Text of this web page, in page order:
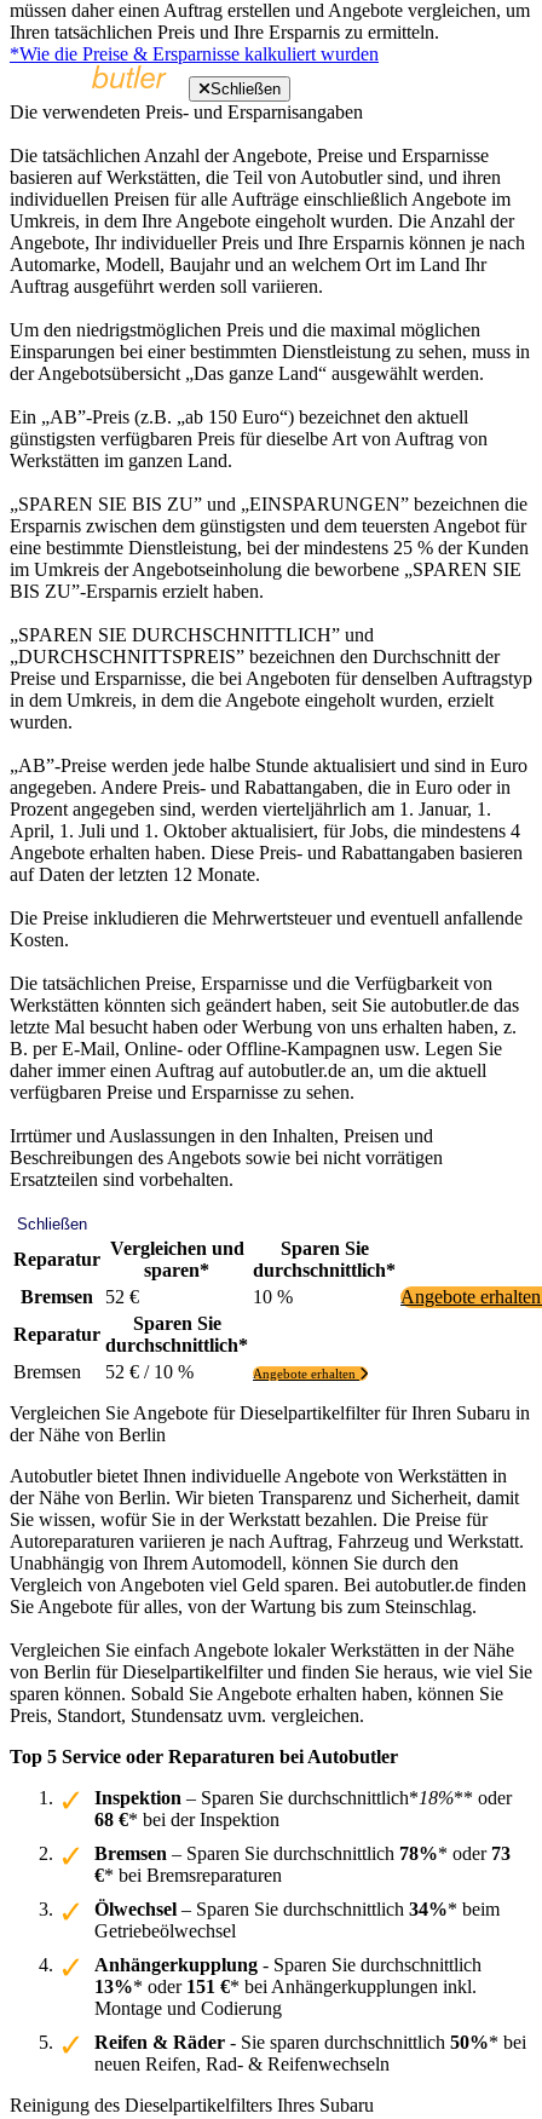
müssen daher einen Auftrag erstellen und Angebote vergleichen, um
Ihren tatsächlichen Preis und Ihre Ersparnis zu ermitteln.
*Wie die Preise & Ersparnisse kalkuliert wurden
Schließen
Die verwendeten Preis- und Ersparnisangaben
Die tatsächlichen Anzahl der Angebote, Preise und Ersparnisse
basieren auf Werkstätten, die Teil von Autobutler sind, und ihren
individuellen Preisen für alle Aufträge einschließlich Angebote im
Umkreis, in dem Ihre Angebote eingeholt wurden. Die Anzahl der
Angebote, Ihr individueller Preis und Ihre Ersparnis können je nach
Automarke, Modell, Baujahr und an welchem Ort im Land Ihr
Auftrag ausgeführt werden soll variieren.
Um den niedrigstmöglichen Preis und die maximal möglichen
Einsparungen bei einer bestimmten Dienstleistung zu sehen, muss in
der Angebotsübersicht „Das ganze Land“ ausgewählt werden.
Ein „AB”-Preis (z.B. „ab 150 Euro“) bezeichnet den aktuell
günstigsten verfügbaren Preis für dieselbe Art von Auftrag von
Werkstätten im ganzen Land.
„SPAREN SIE BIS ZU” und „EINSPARUNGEN” bezeichnen die
Ersparnis zwischen dem günstigsten und dem teuersten Angebot für
eine bestimmte Dienstleistung, bei der mindestens 25 % der Kunden
im Umkreis der Angebotseinholung die beworbene „SPAREN SIE
BIS ZU”-Ersparnis erzielt haben.
„SPAREN SIE DURCHSCHNITTLICH” und
„DURCHSCHNITTSPREIS” bezeichnen den Durchschnitt der
Preise und Ersparnisse, die bei Angeboten für denselben Auftragstyp
in dem Umkreis, in dem die Angebote eingeholt wurden, erzielt
wurden.
„AB”-Preise werden jede halbe Stunde aktualisiert und sind in Euro
angegeben. Andere Preis- und Rabattangaben, die in Euro oder in
Prozent angegeben sind, werden vierteljährlich am 1. Januar, 1.
April, 1. Juli und 1. Oktober aktualisiert, für Jobs, die mindestens 4
Angebote erhalten haben. Diese Preis- und Rabattangaben basieren
auf Daten der letzten 12 Monate.
Die Preise inkludieren die Mehrwertsteuer und eventuell anfallende
Kosten.
Die tatsächlichen Preise, Ersparnisse und die Verfügbarkeit von
Werkstätten könnten sich geändert haben, seit Sie autobutler.de das
letzte Mal besucht haben oder Werbung von uns erhalten haben, z.
B. per E-Mail, Online- oder Offline-Kampagnen usw. Legen Sie
daher immer einen Auftrag auf autobutler.de an, um die aktuell
verfügbaren Preise und Ersparnisse zu sehen.
Irrtümer und Auslassungen in den Inhalten, Preisen und
Beschreibungen des Angebots sowie bei nicht vorrätigen
Ersatzteilen sind vorbehalten.
Schließen
Reparatur
Vergleichen und
sparen*
Sparen Sie
durchschnittlich*
Bremsen
52 € 10 %
Angebote
Reparatur
Sparen Sie
durchschnittlich*
Bremsen
52 € / 10 % Angebote erhalten
Vergleichen Sie Angebote für Dieselpartikelfilter für Ihren Subaru in
der Nähe von Berlin
Autobutler bietet Ihnen individuelle Angebote von Werkstätten in
der Nähe von Berlin. Wir bieten Transparenz und Sicherheit, damit
Sie wissen, wofür Sie in der Werkstatt bezahlen. Die Preise für
Autoreparaturen variieren je nach Auftrag, Fahrzeug und Werkstatt.
Unabhängig von Ihrem Automodell, können Sie durch den
Vergleich von Angeboten viel Geld sparen. Bei autobutler.de finden
Sie Angebote für alles, von der Wartung bis zum Steinschlag.
Vergleichen Sie einfach Angebote lokaler Werkstätten in der Nähe
von Berlin für Dieselpartikelfilter und finden Sie heraus, wie viel Sie
sparen können. Sobald Sie Angebote erhalten haben, können Sie
Preis, Standort, Stundensatz uvm. vergleichen.
Top 5 Service oder Reparaturen bei Autobutler
Inspektion – Sparen Sie durchschnittlich*18%** oder
68 €* bei der Inspektion
Bremsen – Sparen Sie durchschnittlich 78%* oder 73
€* bei Bremsreparaturen
Ölwechsel – Sparen Sie durchschnittlich 34%* beim
Getriebeölwechsel
Anhängerkupplung - Sparen Sie durchschnittlich
13%* oder 151 €* bei Anhängerkupplungen inkl.
Montage und Codierung
Reifen & Räder - Sie sparen durchschnittlich 50%* bei
neuen Reifen, Rad- & Reifenwechseln
Reinigung des Dieselpartikelfilters Ihres Subaru